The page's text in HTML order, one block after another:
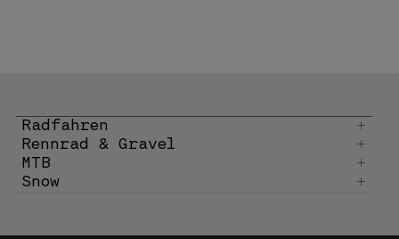
Radfahren
Rennrad & Gravel
MTB
Snow